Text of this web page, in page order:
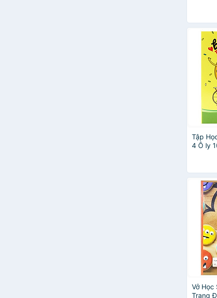
Ngẫu
Tập
4 Ô ly
Phẩm
Nhiên)
Vở Học
Trang